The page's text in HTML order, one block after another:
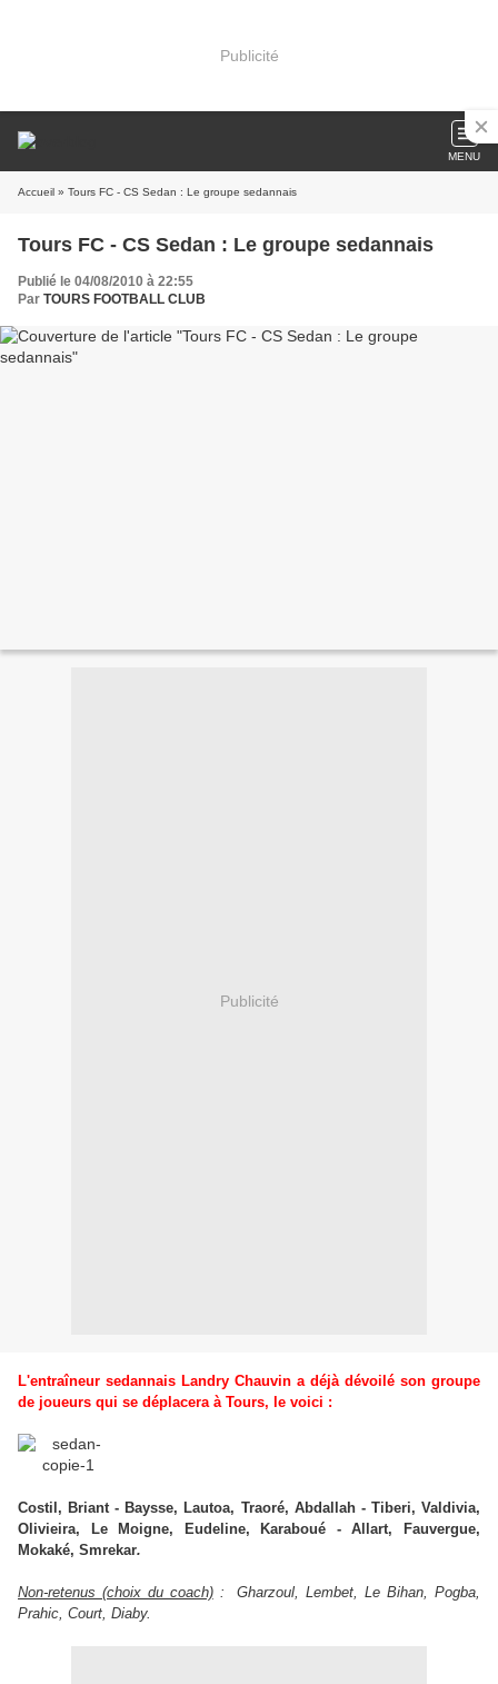
Publicité
MENU
Accueil » Tours FC - CS Sedan : Le groupe sedannais
Tours FC - CS Sedan : Le groupe sedannais
Publié le 04/08/2010 à 22:55
Par TOURS FOOTBALL CLUB
Publicité
L'entraîneur sedannais Landry Chauvin a déjà dévoilé son groupe
de joueurs qui se déplacera à Tours, le voici :
Costil, Briant - Baysse, Lautoa, Traoré, Abdallah - Tiberi, Valdivia,
Olivieira, Le Moigne, Eudeline, Karaboué - Allart, Fauvergue,
Mokaké, Smrekar.
Non-retenus (choix du coach):
Gharzoul, Lembet, Le Bihan, Pogba,
Prahic, Court, Diaby.